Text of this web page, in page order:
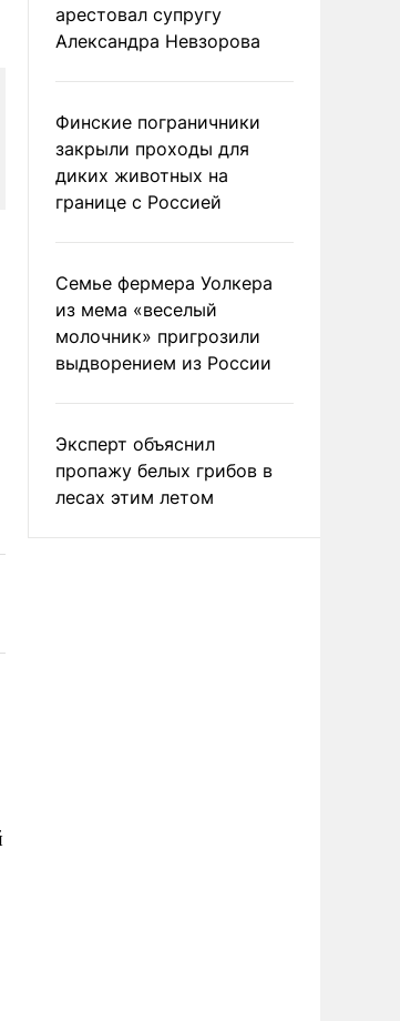
арестовал супругу
Александра Невзорова
Финские пограничники
закрыли проходы для
диких животных на
границе с Россией
Семье фермера Уолкера
из мема «веселый
молочник» пригрозили
выдворением из России
Эксперт объяснил
пропажу белых грибов в
лесах этим летом